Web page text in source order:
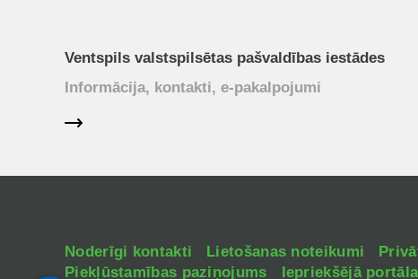
Ventspils valstspilsētas pašvaldības iestādes
Informācija, kontakti, e-pakalpojumi
Noderīgi kontakti Lietošanas noteikumi
Piekļūstamības paziņojums
Iepriekšējā